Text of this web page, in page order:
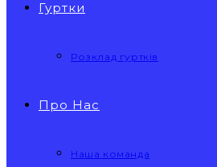
Гуртки
Розклад гуртків
Про Нас
Наша команда